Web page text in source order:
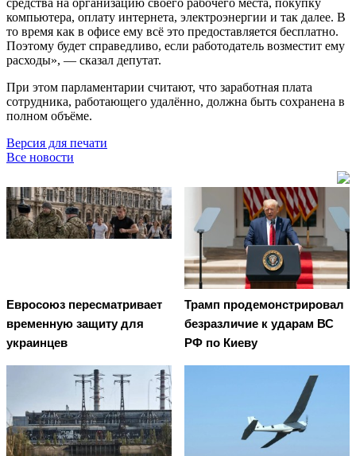
компьютера, оплату интернета, электроэнергии и так далее. В
то время как в офисе ему всё это предоставляется бесплатно.
Поэтому будет справедливо, если работодатель возместит ему
расходы», — сказал депутат.
При этом парламентарии считают, что заработная плата
сотрудника, работающего удалённо, должна быть сохранена в
полном объёме.
Версия для печати
Все новости
Евросоюз пересматривает
временную защиту для
украинцев
Трамп продемонстрировал
безразличие к ударам ВС
РФ по Киеву